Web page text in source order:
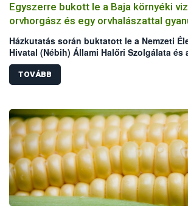
Egyszerre bukott le a Baja környéki
orvhorgász és egy orvhalászattal
Házkutatás során buktatott le a Nemzeti
Hivatal (Nébih) Állami Halőri Szolgálata és
Rendőrkapitányság egy Baja környéki
orvhorgászt, továbbá egy orvhalászattal
orvhorgász házából összesen 21,68 kg
összesen 127,77 kg hal, elektromos
nyakzóháló, húzóháló, varsák, szákok,
és 5 db a haltároló kád levegőztetését
hatóság kezére.
TOVÁBB